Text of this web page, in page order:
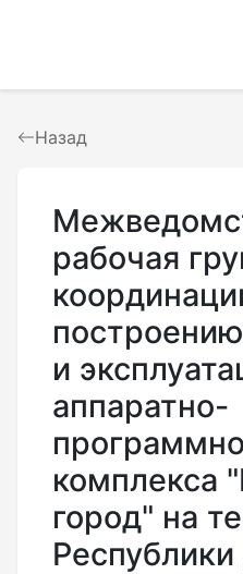
Назад
рабочая
и
аппаратно-
комплекса
город" на
Республики